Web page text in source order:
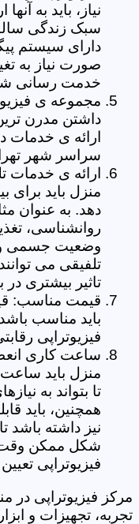
نیاز، باید به
سبک زندگی
دارای سیستم
صورت نیاز به
خدمت رسانی
مجموعه ی
داشتن مدرن
ارائه ی خدمات
سراسر شهر
ارائه ی خدمات
منزل باید برای
دهد. به عنوان
روانشناسی،
وضعیت جسمی
تلفیقی می
تاثیر بیشتری در
قیمت مناسب:
باید مناسب
فیزیوتراپی
ساعت کاری
منزل باید
تا بتواند به
همچنین، باید
نیز داشته باشد
شکل ممکن وقت
فیزیوتراپی
مرکز فیزیوتراپی
تجربه، تجهیزات و